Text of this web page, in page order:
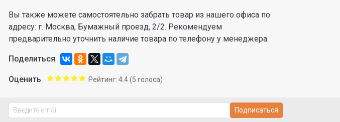
Вы также можете самостоятельно забрать товар из нашего офиса по
адресу: г. Москва, Бумажный проезд, 2/2. Рекомендуем
предварительно уточнить наличие товара по телефону у менеджера.
Поделиться
Оценить Рейтинг: 4.4(5 голоса)
Подписаться